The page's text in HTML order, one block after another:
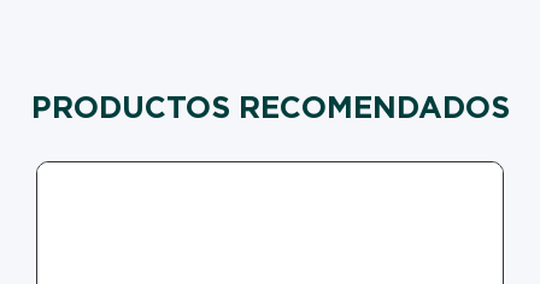
PRODUCTOS RECOMENDADOS